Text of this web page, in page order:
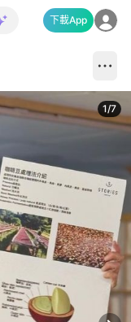
下載App
1/7